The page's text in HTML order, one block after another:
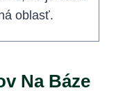
oblasť.
Na Báze